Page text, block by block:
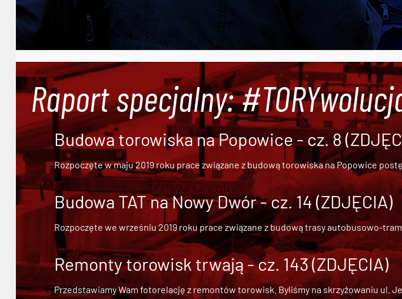
Raport specjalny:
Budowa torowiska na Popowice - cz. 8
Rozpoczęte w maju 2019 roku prace związane z budową torowiska na Popowice
Budowa TAT na Nowy Dwór - cz. 14 (ZDJĘCIA)
Rozpoczęte we wrześniu 2019 roku prace związane zbudową trasy autobusowo-
Remonty torowisk trwają - cz. 143 (ZDJĘCIA)
Przedstawiamy Wam fotorelację z remontów torowisk. Byliśmy na skrzyżowaniu ul.